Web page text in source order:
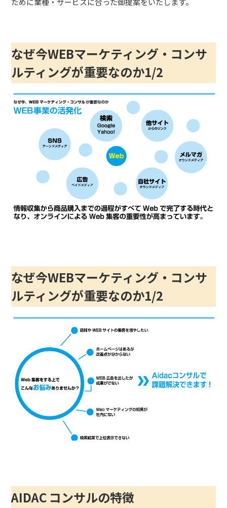
なぜ今WEBマーケティング・コンサ
ルティングが重要なのか1/2
なぜ今WEBマーケティング・コンサ
ルティングが重要なのか1/2
AIDAC コンサルの特徴